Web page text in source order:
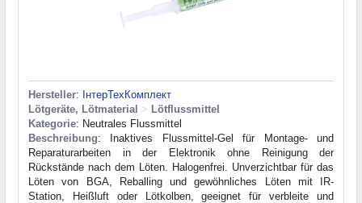
Hersteller: ІнтерТехКомплект
Lötgeräte, Lötmaterial > Lötflussmittel
Kategorie: Neutrales Flussmittel
Beschreibung: Inaktives Flussmittel-Gel für Montage- und
Reparaturarbeiten in der Elektronik ohne Reinigung der
Rückstände nach dem Löten. Halogenfrei. Unverzichtbar für das
Löten von BGA, Reballing und gewöhnliches Löten mit IR-
Station, Heißluft oder Lötkolben, geeignet für verbleite und